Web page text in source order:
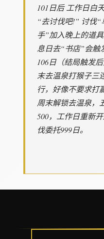
101日后 工作日白
“去讨伐吧!” 讨伐
手”加入晚上的道
息日去“书店”会触
106日（结局触发
末去温泉打猴子三
行，好像不要求打
周末解锁去温泉，
500，工作日重新
伐委托999日。